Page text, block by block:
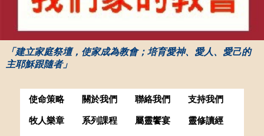
「建立家庭祭壇，使家成為教會；培育愛神、愛人、愛己的
主耶穌跟隨者」
使命策略 關於我們 聯絡我們 支持我們
牧人樂章 系列課程 屬靈饗宴 靈修讀經